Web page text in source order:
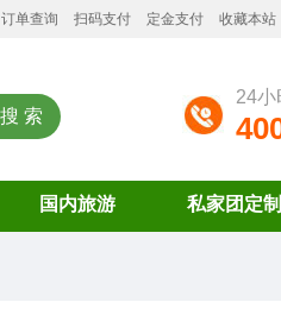
订单查询 扫码支付 定金支付 收藏本站
24小
国内旅游 私家团定制